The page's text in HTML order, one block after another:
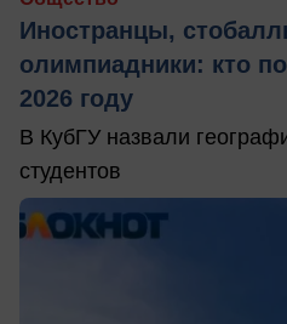
Иностранцы,
олимпиадники: кто
2026 году
В КубГУ назвали
студентов